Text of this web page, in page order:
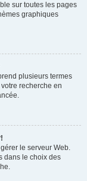
sur toutes les pages
graphiques
plusieurs termes
recherche en
le serveur Web.
dans le choix des